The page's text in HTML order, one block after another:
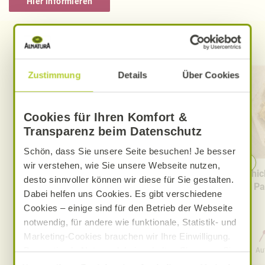
Zustimmung Details Über Cookies
Cookies für Ihren Komfort &
Transparenz beim Datenschutz
Schön, dass Sie unsere Seite besuchen! Je besser
wir verstehen, wie Sie unsere Webseite nutzen,
desto sinnvoller können wir diese für Sie gestalten.
Dabei helfen uns Cookies. Es gibt verschiedene
Cookies – einige sind für den Betrieb der Webseite
notwendig, für andere wie funktionale, Statistik- und
Marketing-Cookies brauchen wir Ihre Einwilligung.
Das optimale Nutzererlebnis erhalten Sie, wenn Sie
Entdecken Sie weitere Rezepte
Schokoflips
Aufwand
0 Std. 40 Min.
Gesamtzeit